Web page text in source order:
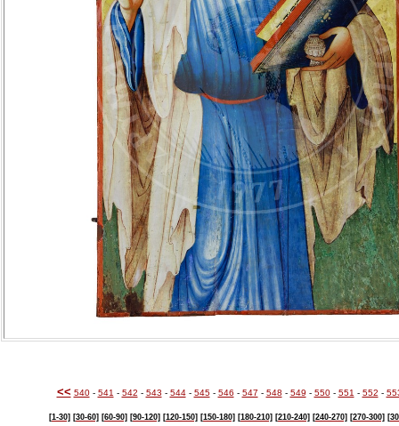
<< 540- 541 - 542 - 543 - 544- 545- 546 - 547 - 548 - 549 - 550- 551 - 552 -
[1-30] [30-60] [60-90] [90-120] [120-150] [150-180] [180-210] [210-240] [240-270] [270-300]